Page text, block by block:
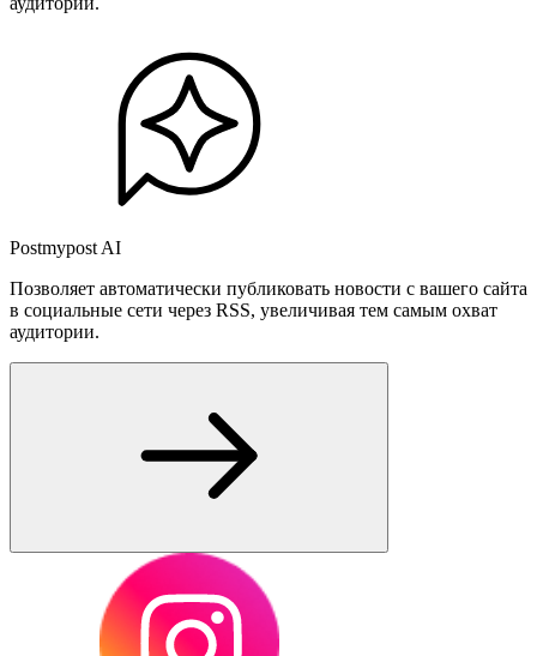
Postmypost AI
Позволяет автоматически публиковать новости с вашего сайта
в социальные сети через RSS, увеличивая тем самым охват
аудитории.